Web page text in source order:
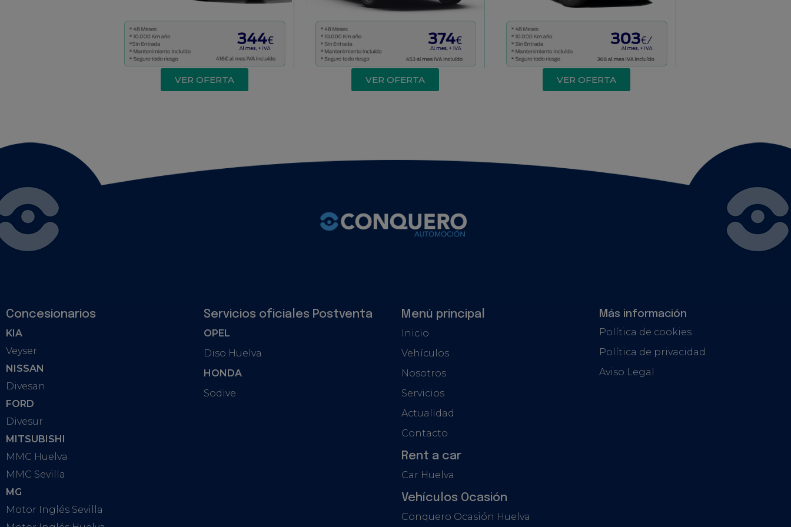
VER OFERTA VER OFERTA VER OFERTA
Concesionarios
KIA
Veyser
NISSAN
Divesan
FORD
Divesur
MITSUBISHI
MMC Huelva
MMC Sevilla
MG
Motor Inglés Sevilla
Servicios oficiales Postventa
OPEL
Diso Huelva
HONDA
Sodive
Menú principal
Inicio
Vehículos
Nosotros
Servicios
Actualidad
Contacto
Rent a car
Car Huelva
Vehículos Ocasión
Conquero Ocasión Huelva
Más información
Política de cookies
Política de privacidad
Aviso Legal